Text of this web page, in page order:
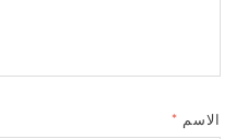
الاسم *